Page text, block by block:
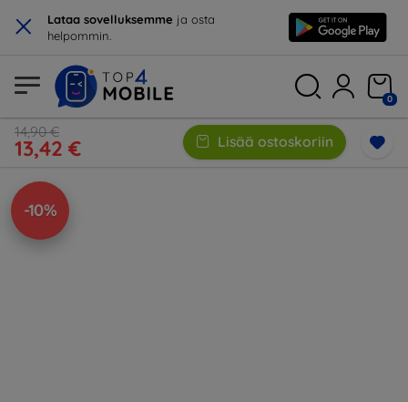
× Lataa sovelluksemme ja osta
helpommin.
0
14,90 €
13,42 € Lisää ostoskoriin
-10%